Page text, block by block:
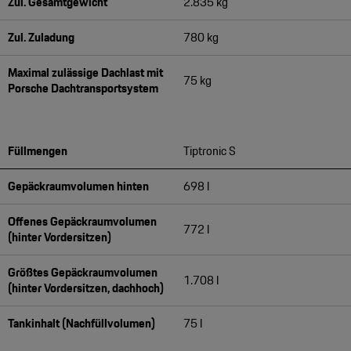
Zul. Zuladung
780 kg
Maximal zulässige Dachlast mit
Porsche Dachtransportsystem
75 kg
Füllmengen
Tiptronic S
Gepäckraumvolumen hinten
698 l
Offenes Gepäckraumvolumen
(hinter Vordersitzen)
772 l
Größtes Gepäckraumvolumen
(hinter Vordersitzen, dachhoch)
1.708 l
Tankinhalt (Nachfüllvolumen) 75 l